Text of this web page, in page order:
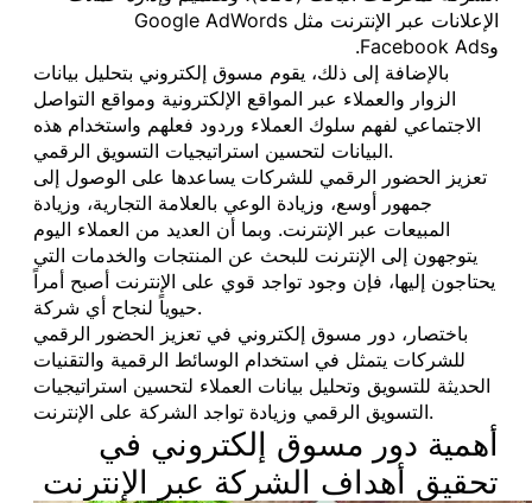
الإعلانات عبر الإنترنت مثل Google AdWords
وFacebook Ads.
بالإضافة إلى ذلك، يقوم مسوق إلكتروني بتحليل بيانات
الزوار والعملاء عبر المواقع الإلكترونية ومواقع التواصل
الاجتماعي لفهم سلوك العملاء وردود فعلهم واستخدام هذه
البيانات لتحسين استراتيجيات التسويق الرقمي.
تعزيز الحضور الرقمي للشركات يساعدها على الوصول إلى
جمهور أوسع، وزيادة الوعي بالعلامة التجارية، وزيادة
المبيعات عبر الإنترنت. وبما أن العديد من العملاء اليوم
يتوجهون إلى الإنترنت للبحث عن المنتجات والخدمات التي
يحتاجون إليها، فإن وجود تواجد قوي على الإنترنت أصبح أمراً
حيوياً لنجاح أي شركة.
باختصار، دور مسوق إلكتروني في تعزيز الحضور الرقمي
للشركات يتمثل في استخدام الوسائط الرقمية والتقنيات
الحديثة للتسويق وتحليل بيانات العملاء لتحسين استراتيجيات
التسويق الرقمي وزيادة تواجد الشركة على الإنترنت.
أهمية دور مسوق إلكتروني في
تحقيق أهداف الشركة عبر الإنترنت